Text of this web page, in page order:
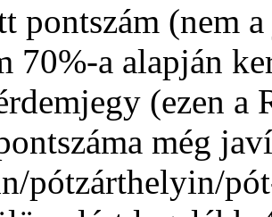
pontszám (nem
70%-a alapján
(ezen
még
pótzárthelyin/